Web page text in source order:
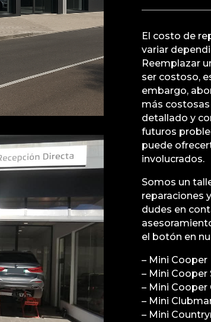
El costo de
variar
Reemplazar
ser costoso,
embargo,
más
detallado y
futuros
puede
involucrados.
Somos un
reparaciones
dudes en
el botón en
– Mini Cooper
– Mini Cooper
– Mini Cooper
– Mini
– Mini